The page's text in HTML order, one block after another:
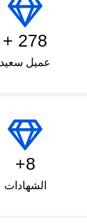
278 +
عميل سعيد
8+
الشهادات